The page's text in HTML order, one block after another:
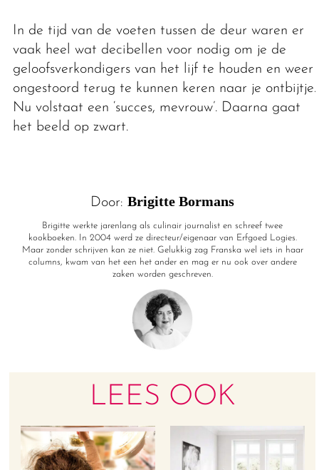
In de tijd van de voeten tussen de deur waren er
vaak heel wat decibellen voor nodig om je de
geloofsverkondigers van het lijf te houden en weer
ongestoord terug te kunnen keren naar je ontbijtje.
Nu volstaat een ‘succes, mevrouw’. Daarna gaat
het beeld op zwart.
Door:Brigitte Bormans
Brigitte werkte jarenlang als culinair journalist en schreef twee
kookboeken. In 2004 werd ze directeur/eigenaar van Erfgoed Logies.
Maar zonder schrijven kan ze niet. Gelukkig zag Franska wel iets in haar
columns, kwam van het een het ander en mag er nu ook over andere
zaken worden geschreven.
LEES OOK